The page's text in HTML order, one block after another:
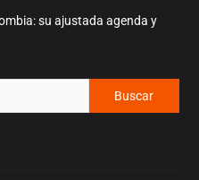
su ajustada agenda y